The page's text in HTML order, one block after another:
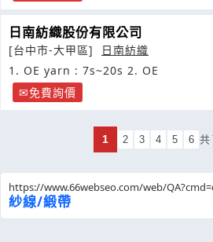
日南紡織股份有限公司
[台中市-大甲區]
日南紡織
1. OE yarn : 7s~20s 2. OE
免費詢價
1 2 3 4 5 6 共
https://www.66webseo.com/web/
紗線/緞帶